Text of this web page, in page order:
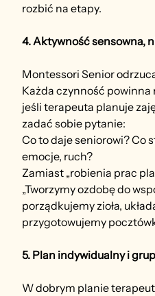
rozbić na etapy.
4. Aktywność sensowna,
Montessori Senior
Każda czynność powinna
jeśli terapeuta planuje
zadać sobie pytanie:
Co to daje seniorowi? Co
emocje, ruch?
Zamiast „robienia prac
„Tworzymy ozdobę do
porządkujemy zioła,
przygotowujemy
5. Plan indywidualny i
W dobrym planie